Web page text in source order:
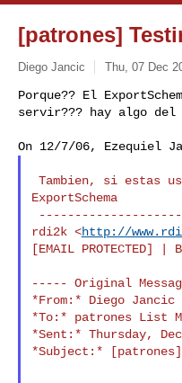
[patrones]
Diego Jancic Thu, 07 Dec
Porque?? El
servir??? hay algo del
ExportSchema
rdi2k <http://
[EMAIL PROTECTED]
----- Original
*From:* Diego Jancic
*To:* patrones List
*Sent:* Thursday,
*Subject:*